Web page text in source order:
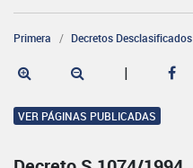
Primera Decretos Desclasificados
|
VER PÁGINAS PUBLICADAS